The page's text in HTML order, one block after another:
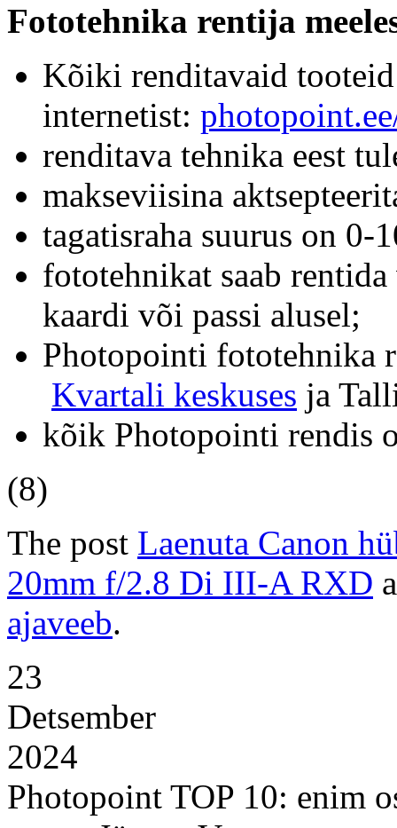
Fototehnika rentija
Kõiki renditavaid tooteid
internetist:
renditava tehnika eest
makseviisina
tagatisraha suurus on 0-
fototehnikat saab
kaardi või passi alusel;
Photopointi fototehnika
Kvartali keskuses ja
kõik Photopointi rendis
(8)
The post Laenuta Canon
20mm f/2.8 Di III-A RXD
ajaveeb.
23
Detsember
2024
Photopoint TOP 10: enim